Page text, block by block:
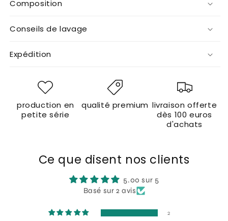
Composition
Conseils de lavage
Expédition
production en
petite série
qualité premium livraison offerte
dès 100 euros
d'achats
Ce que disent nos clients
5.00 sur 5
Basé sur 2 avis
2